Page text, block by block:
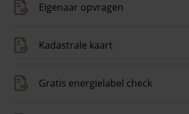
Eigenaar opvragen
Kadastrale kaart
Gratis energielabel check